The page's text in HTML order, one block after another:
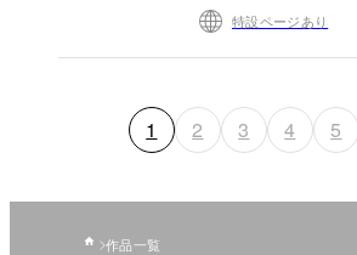
特設ページあり
1 2 3 4 5
作品一覧